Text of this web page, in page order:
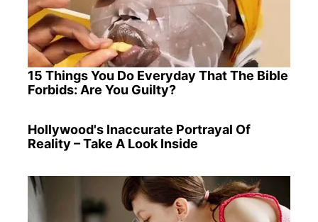
15 Things You Do Everyday That The Bible
Forbids: Are You Guilty?
Hollywood's Inaccurate Portrayal Of
Reality – Take A Look Inside